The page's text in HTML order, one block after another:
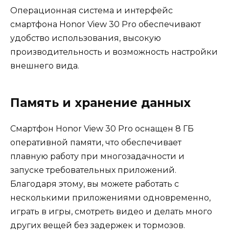
Операционная система и интерфейс
смартфона Honor View 30 Pro обеспечивают
удобство использования, высокую
производительность и возможность настройки
внешнего вида.
Память и хранение данных
Смартфон Honor View 30 Pro оснащен 8 ГБ
оперативной памяти, что обеспечивает
плавную работу при многозадачности и
запуске требовательных приложений.
Благодаря этому, вы можете работать с
несколькими приложениями одновременно,
играть в игры, смотреть видео и делать много
других вещей без задержек и тормозов.